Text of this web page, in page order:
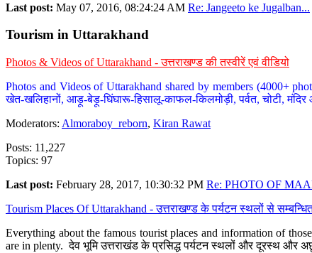
Last post: May 07, 2016, 08:24:24 AM Re: Jangeeto ke Jugalban...
Tourism in Uttarakhand
Photos & Videos of Uttarakhand - उत्तराखण्ड की तस्वीरें एवं वीडियो
Photos and Videos of Uttarakhand shared by members (4000+
खेत-खलिहानों, आड़ू-बेड़ू-घिंघारू-हिसालू-काफल-किलमोड़ी, पर्वत, चोटी,
Moderators: Almoraboy_reborn, Kiran Rawat
Posts: 11,227
Topics: 97
Last post: February 28, 2017, 10:30:32 PM Re: PHOTO OF
Tourism Places Of Uttarakhand - उत्तराखण्ड के पर्यटन स्थलों से
Everything about the famous tourist places and information of
are in plenty. देव भूमि उत्तराखंड के प्रसिद्ध पर्यटन स्थलों और दूरस्थ